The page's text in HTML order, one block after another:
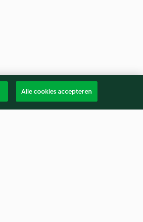
Alle cookies accepteren